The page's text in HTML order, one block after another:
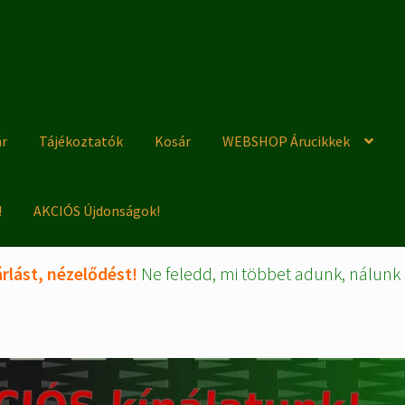
Tájékoztatók Kosár WEBSHOP Árucikkek
AKCIÓS Újdonságok!
nézelődést! Ne feledd, mi többet adunk,